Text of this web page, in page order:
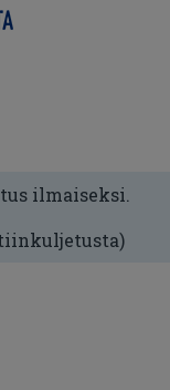
ilmaiseksi.